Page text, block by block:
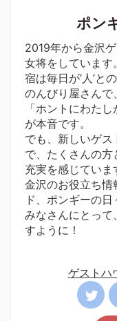
ポン
2019年から金沢
女将をしています。
宿は毎日が’人’と
のんびり屋さんで
「ホントにわた
が本音です。
でも、新しいゲ
で、たくさんの
充実を感じていま
金沢のお役立ち情
ド、ポンギーの日
みなさんにとって
すように！
ゲストハ